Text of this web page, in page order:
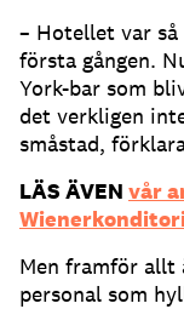
– Hotellet var
första gången.
York-bar som
det verkligen
småstad,
LÄS ÄVEN vår
Men framför allt
personal som